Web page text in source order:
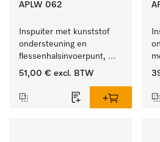
APLW 062
Inspuiter met kunststof
ondersteuning en
flessenhalsinvoerpunt,
ster, Ø 6, lengte 135 mm.
51,00 € excl. BTW